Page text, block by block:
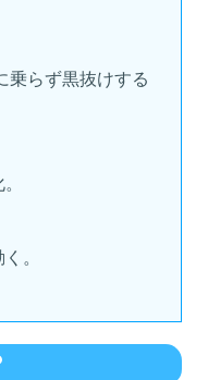
乗らず黒抜けする
。